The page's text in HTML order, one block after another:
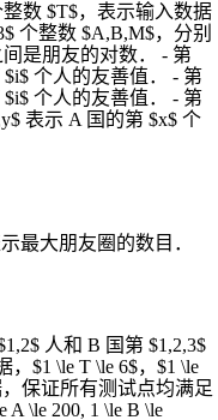
数 $T$，表示输入数据
个整数 $A,B,M$，分别
是朋友的对数． - 第
个人的友善值． - 第
个人的友善值． - 第
表示 A 国的第 $x$ 个
最大朋友圈的数目．
人和 B 国第 $1,2,3$
，$1 \le T \le 6$，$1 \le
保证所有测试点均满足
\le 200, 1 \le B \le